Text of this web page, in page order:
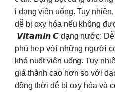
i dạng viên uống. Tuy
dễ bị oxy hóa nếu không
𝙑𝙞𝙩𝙖𝙢𝙞𝙣 𝘾 dạng nước: Dễ
phù hợp với những người
khó nuốt viên uống. Tuy
giá thành cao hơn so với
đồng thời dễ bị oxy hóa và